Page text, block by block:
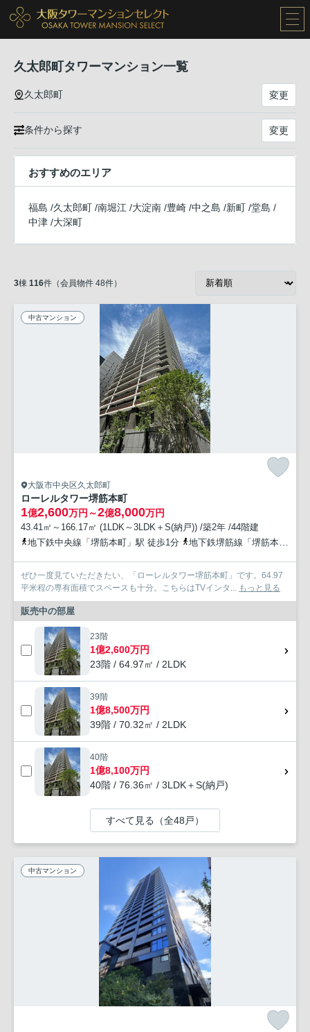
久太郎町タワーマンション一覧
久太郎町 変更
条件から探す 変更
おすすめのエリア
福島 /久太郎町 /南堀江 /大淀南 /豊崎 /中之島 /新町 /堂島 /
中津 /大深町
3棟 116件（会員物件 48件）
中古マンション
大阪市中央区久太郎町
ローレルタワー堺筋本町
1億2,600万円～2億8,000万円
43.41㎡～166.17㎡ (1LDK～3LDK＋S(納戸)) /築2年 /44階建
地下鉄中央線「堺筋本町」駅 徒歩1分
地下鉄堺筋線「堺筋本町」駅 徒歩1分
ぜひ一度見ていただきたい、「ローレルタワー堺筋本町」です。64.97
平米程の専有面積でスペースも十分。こちらはTVインタ...
もっと見る
販売中の部屋
23階
1億2,600万円
23階 / 64.97㎡ / 2LDK
39階
1億8,500万円
39階 / 70.32㎡ / 2LDK
40階
1億8,100万円
40階 / 76.36㎡ / 3LDK＋S(納戸)
すべて見る（全48戸）
中古マンション